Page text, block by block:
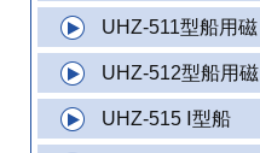
UHZ-511型船用磁
UHZ-512型船用磁
UHZ-515 Ⅰ型船